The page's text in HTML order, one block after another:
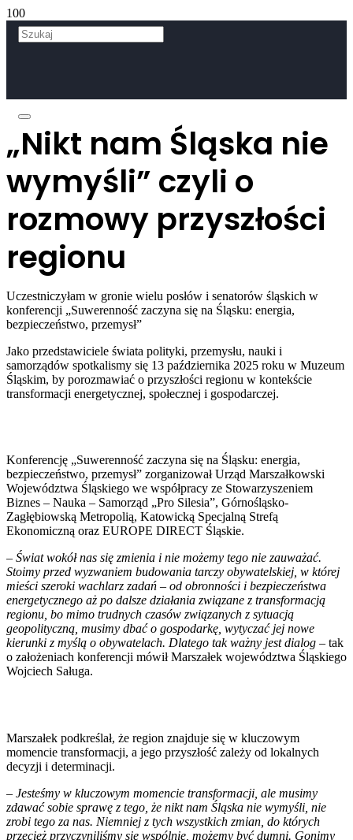
„Nikt nam Śląska nie
wymyśli” czyli o
rozmowy przyszłości
regionu
Uczestniczyłam w gronie wielu posłów i senatorów śląskich w
konferencji „Suwerenność zaczyna się na Śląsku: energia,
bezpieczeństwo, przemysł”
Jako przedstawiciele świata polityki, przemysłu, nauki i
samorządów spotkalismy się 13 października 2025 roku w Muzeum
Śląskim, by porozmawiać o przyszłości regionu w kontekście
transformacji energetycznej, społecznej i gospodarczej.
Konferencję „Suwerenność zaczyna się na Śląsku: energia,
bezpieczeństwo, przemysł” zorganizował Urząd Marszałkowski
Województwa Śląskiego we współpracy ze Stowarzyszeniem
Biznes – Nauka – Samorząd „Pro Silesia”, Górnośląsko-
Zagłębiowską Metropolią, Katowicką Specjalną Strefą
Ekonomiczną oraz EUROPE DIRECT Śląskie.
– Świat wokół nas się zmienia i nie możemy tego nie zauważać.
Stoimy przed wyzwaniem budowania tarczy obywatelskiej, w której
mieści szeroki wachlarz zadań – od obronności i bezpieczeństwa
energetycznego aż po dalsze działania związane z transformacją
regionu, bo mimo trudnych czasów związanych z sytuacją
geopolityczną, musimy dbać o gospodarkę, wytyczać jej nowe
kierunki z myślą o obywatelach. Dlatego tak ważny jest dialog – tak
o założeniach konferencji mówił Marszałek województwa Śląskiego
Wojciech Saługa.
Marszałek podkreślał, że region znajduje się w kluczowym
momencie transformacji, a jego przyszłość zależy od lokalnych
decyzji i determinacji.
– Jesteśmy w kluczowym momencie transformacji, ale musimy
zdawać sobie sprawę z tego, że nikt nam Śląska nie wymyśli, nie
zrobi tego za nas. Niemniej z tych wszystkich zmian, do których
przecież przyczyniliśmy się wspólnie, możemy być dumni. Gonimy